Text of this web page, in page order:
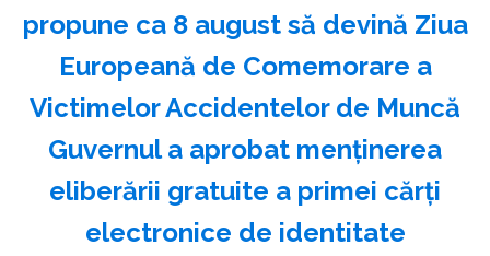
propune ca 8 august să devină Ziua
Europeană de Comemorare a
Victimelor Accidentelor de Muncă
Guvernul a aprobat menţinerea
eliberării gratuite a primei cărţi
electronice de identitate